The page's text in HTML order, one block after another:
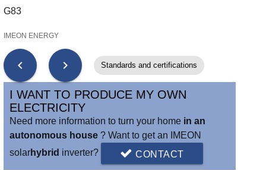
G83
IMEON ENERGY
chevron_left chevron_right Standards and certifications
I WANT TO PRODUCE MY OWN
ELECTRICITY
Need more information to turn your home in an
autonomous house? Want to get an IMEON
solarhybrid inverter? CONTACT